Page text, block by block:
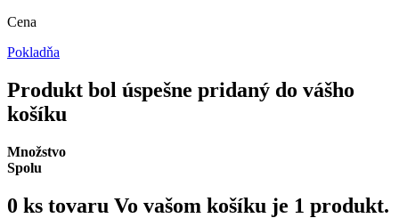
Cena
Pokladňa
Produkt bol úspešne pridaný do vášho
košíku
Množstvo
Spolu
0 ks tovaru Vo vašom košíku je 1 produkt.